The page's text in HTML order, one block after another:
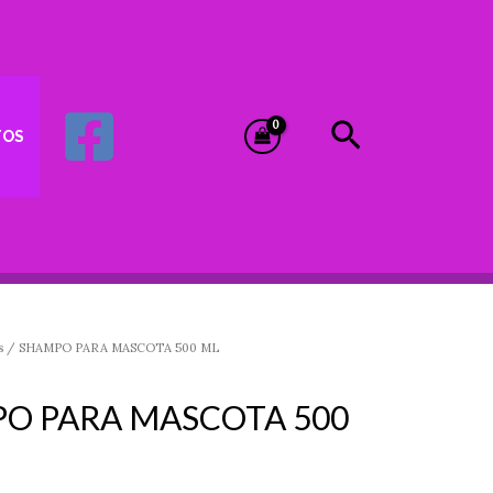
Buscar
/ SHAMPO PARA MASCOTA 500 ML
PARA MASCOTA 500